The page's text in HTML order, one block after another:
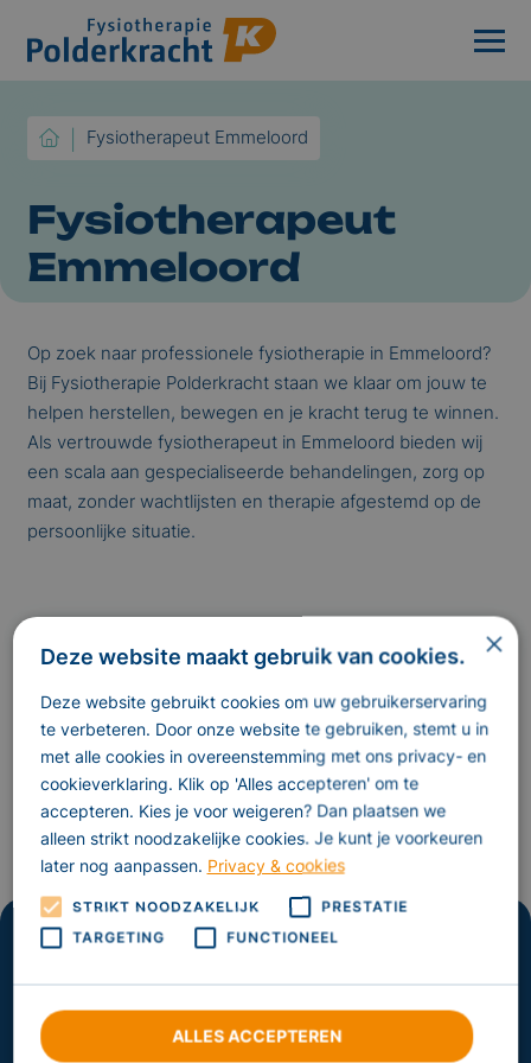
Fysiotherapeut Emmeloord
Fysiotherapeut
Emmeloord
Op zoek naar professionele fysiotherapie in Emmeloord?
Bij Fysiotherapie Polderkracht staan we klaar om jouw te
helpen herstellen, bewegen en je kracht terug te winnen.
Als vertrouwde fysiotherapeut in Emmeloord bieden wij
een scala aan gespecialiseerde behandelingen, zorg op
maat, zonder wachtlijsten en therapie afgestemd op de
persoonlijke situatie.
Maak een afspraak
Maak hier een afspraak, voor een intakegesprek.
Maak een afspraak
Snel naar
Contact
×
Deze website maakt gebruik van cookies.
Deze website gebruikt cookies om uw gebruikerservaring
te verbeteren. Door onze website te gebruiken, stemt u in
met alle cookies in overeenstemming met ons privacy- en
cookieverklaring. Klik op 'Alles accepteren' om te
accepteren. Kies je voor weigeren? Dan plaatsen we
alleen strikt noodzakelijke cookies. Je kunt je voorkeuren
later nog aanpassen. Privacy & cookies
STRIKT NOODZAKELIJK
PRESTATIE
TARGETING
FUNCTIONEEL
ALLES ACCEPTEREN